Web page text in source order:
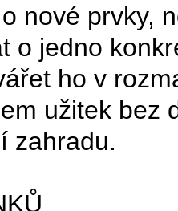
nové prvky,
o jedno
ho v
užitek bez
zahradu.